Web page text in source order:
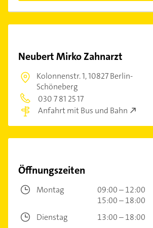
Neubert Mirko Zahnarzt
Kolonnenstr. 1,10827 Berlin-
Schöneberg
030 7 81 25 17
Anfahrt mit Bus und Bahn
Öffnungszeiten
Montag
09:00 – 12:00
15:00 – 18:00
Dienstag
13:00 – 18:00